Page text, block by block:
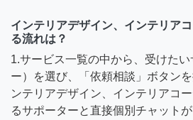
インテリアデザイン、インテリア
る流れは？
1.サービス一覧の中から、受けた
ー）を選び、「依頼相談」ボタン
ンテリアデザイン、インテリアコ
るサポーターと直接個別チャット